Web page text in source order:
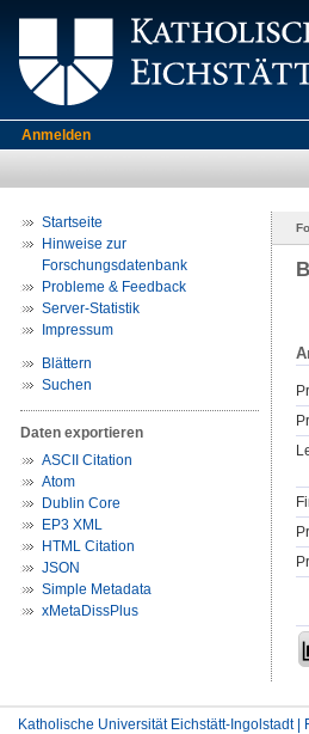
Anmelden
Startseite
Hinweise zur
Forschungsdatenbank
Probleme & Feedback
Server-Statistik
Impressum
Blättern
Suchen
Daten exportieren
ASCII Citation
Atom
Dublin Core
EP3 XML
HTML Citation
JSON
Simple Metadata
xMetaDissPlus
Katholische Universität Eichstätt-Ingolstadt |